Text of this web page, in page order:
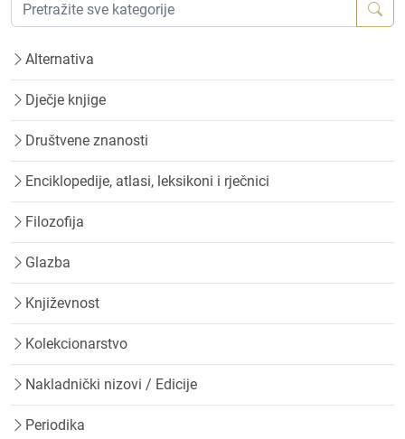
Alternativa
Dječje knjige
Društvene znanosti
Enciklopedije, atlasi, leksikoni i rječnici
Filozofija
Glazba
Književnost
Kolekcionarstvo
Nakladnički nizovi / Edicije
Periodika